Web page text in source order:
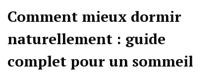
Comment mieux dormir
naturellement : guide
complet pour un sommeil